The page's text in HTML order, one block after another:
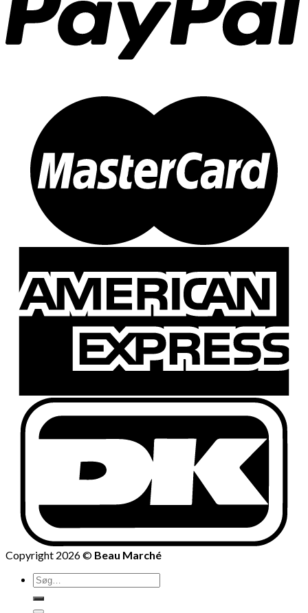
Copyright 2026 © Beau Marché
Søg
efter: